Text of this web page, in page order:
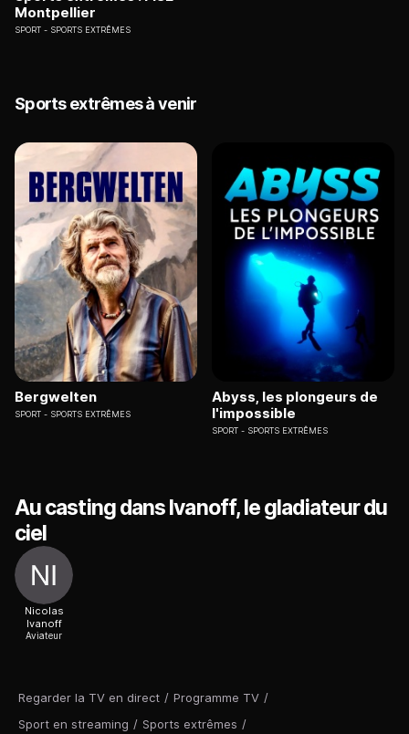
Regarder la TV en direct / Programme TV /
Sport en streaming / Sports extrêmes /
Montpellier
SPORT SPORTS EXTRÊMES
Sports extrêmes à venir
Bergwelten
SPORT SPORTS EXTRÊMES
Abyss, les plongeurs de
l'impossible
SPORT SPORTS EXTRÊMES
Au casting dans Ivanoff, le gladiateur du
ciel
Nicolas
Ivanoff
Aviateur